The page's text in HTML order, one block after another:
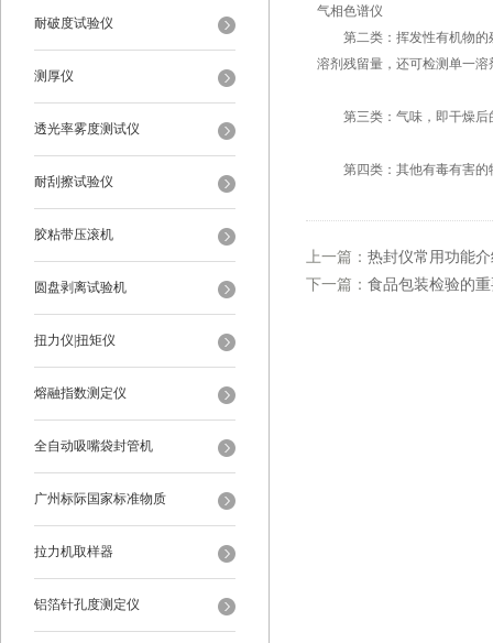
耐破度试验仪
测厚仪
透光率雾度测试仪
耐刮擦试验仪
胶粘带压滚机
圆盘剥离试验机
扭力仪|扭矩仪
熔融指数测定仪
全自动吸嘴袋封管机
广州标际国家标准物质
拉力机取样器
铝箔针孔度测定仪
气相色谱仪
第二类：挥发性有机物的
溶剂残留量，还可检测单一
第三类：气味，即干燥后
第四类：其他有毒有害的
上一篇： 热封仪常用功能
下一篇： 食品包装检验的